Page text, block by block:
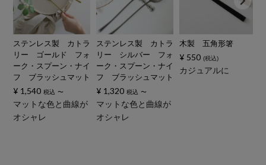
ステンレス製 カトラ
リー ゴールド フォ
ーク・スプーン・ナイ
フ ブラッシュマット
¥ 1,540 税込 〜
マットな色と曲線が
オシャレ
ステンレス製 カトラ
リー シルバー フォ
ーク・スプーン・ナイ
フ ブラッシュマット
¥ 1,320 税込 〜
マットな色と曲線が
オシャレ
木製 五角形箸
¥ 550 税込
カジュアルに